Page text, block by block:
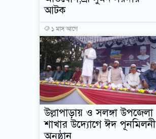
আটক
১ মাস আগে
উল্লাপাড়ায় ও সলঙ্গা উপজেলা
শাখার উদ্যোগে ঈদ পূনমিলনী
অনুষ্ঠান